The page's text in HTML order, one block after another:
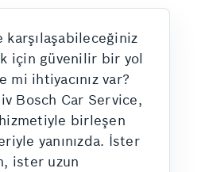
karşılaşabileceğiniz
için güvenilir bir yol
mi ihtiyacınız var?
Bosch Car Service,
hizmetiyle birleşen
yanınızda. İster
ister uzun